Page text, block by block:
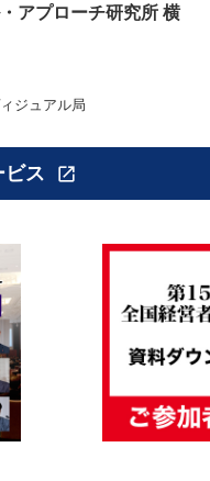
アプローチ研究所 横
ジュアル局
ス open_in_new